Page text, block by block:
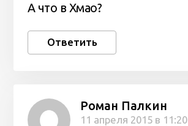
А что в Хмао?
Ответить
Роман Палкин
11 апреля 2015 в 11:20